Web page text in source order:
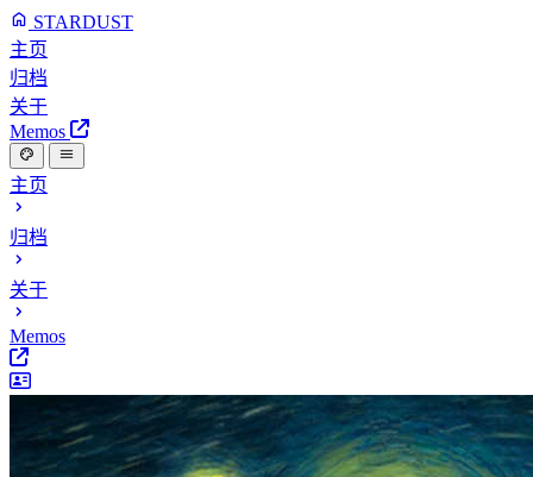
STARDUST
主页
归档
关于
Memos
主页
归档
关于
Memos